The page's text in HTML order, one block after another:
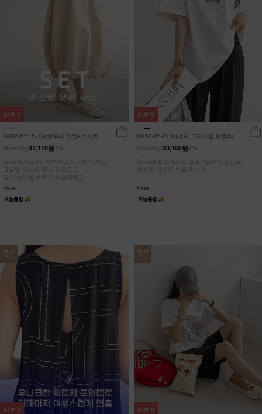
NK62-SETS-13/바루나 집업+스커트
7%
37,110원
[55-88] 바스락- 하루종일 쾌적한 터치감!
그물망 형태의 메쉬 안감으로
땀과 습기를 빠르게 배출해줘요
Free
리뷰 0
NK62-TS-21/에너지 크리스탈 반팔티
7%
23,160원
[55-99] 핸드메이드 캡보석&비딩 포인트
루즈핏 라운드 반팔 티셔츠
Free
리뷰 0
NEW
7%
리뷰 0
NEW
7%
리뷰 0